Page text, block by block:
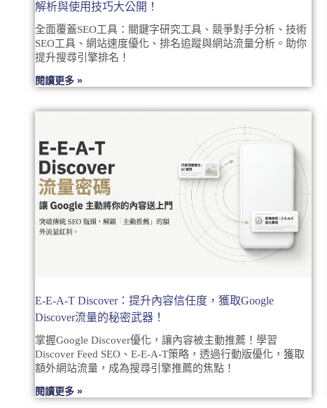
解析與使用技巧大公開！
全面覆蓋SEO工具：關鍵字研究工具、競爭對手分析、技術
SEO工具、網站速度優化、排名追蹤與網站流量分析。助你
提升搜尋引擎排名！
閱讀更多 »
E-E-A-T Discover：提升內容信任度，獲取Google
Discover流量的秘密武器！
掌握Google Discover優化，讓內容被主動推薦！學習
Discover Feed SEO、E-E-A-T策略，透過行動版優化，獲取
額外網站流量，成為搜尋引擎推薦的焦點！
閱讀更多 »